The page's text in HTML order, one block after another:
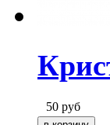
50 руб